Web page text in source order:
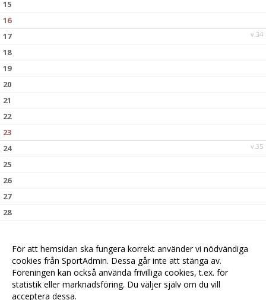
15
16
v.34
17
18
19
20
21
22
23
v.35
24
25
26
27
28
För att hemsidan ska fungera korrekt använder vi nödvändiga
cookies från SportAdmin. Dessa går inte att stänga av.
Föreningen kan också använda frivilliga cookies, t.ex. för
statistik eller marknadsföring. Du väljer själv om du vill
acceptera dessa.